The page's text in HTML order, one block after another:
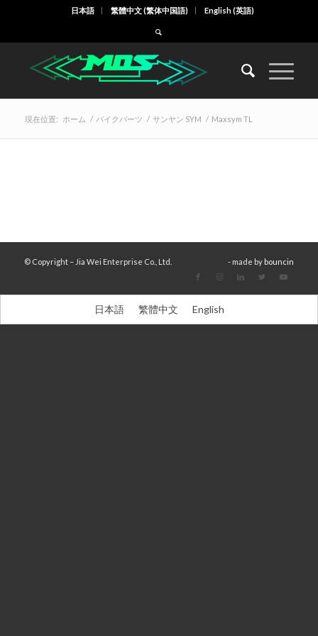
日本語 繁體中文(繁体中国語) English(英語)
現在位置: ホーム / バイクパーツ / サンヤン SYM / Maxsym TL
© Copyright – Jia Wei Enterprise Co., Ltd. - made by bouncin
日本語 繁體中文 English